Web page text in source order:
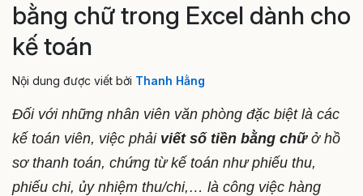
bằng chữ trong Excel dành cho
kế toán
Nội dung được viết bởi Thanh Hằng
Đối với những nhân viên văn phòng đặc biệt là các
kế toán viên, việc phải viết số tiền bằng chữở hồ
sơ thanh toán, chứng từ kế toán như phiếu thu,
phiếu chi, ủy nhiệm thu/chi,… là công việc hàng